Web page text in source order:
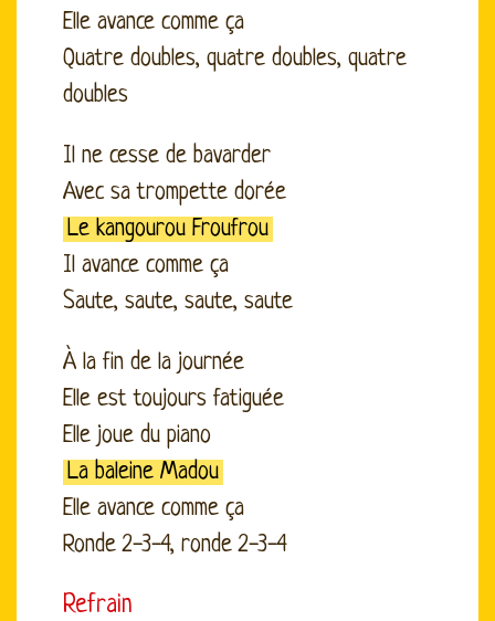
Elle avance comme ça
Quatre doubles, quatre doubles, quatre
doubles
Il ne cesse de bavarder
Avec sa trompette dorée
Le kangourou Froufrou
Il avance comme ça
Saute, saute, saute, saute
À la fin de la journée
Elle est toujours fatiguée
Elle joue du piano
La baleine Madou
Elle avance comme ça
Ronde 2-3-4, ronde 2-3-4
Refrain